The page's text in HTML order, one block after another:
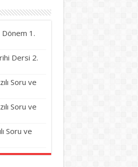
Dönem 1.
Dersi 2.
Soru ve
Soru ve
Soru ve